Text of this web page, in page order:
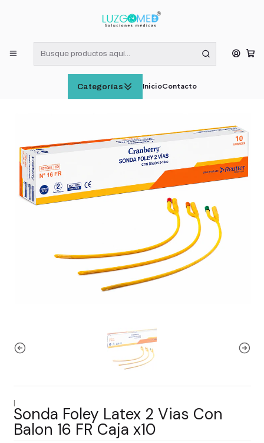
Categorías InicioContacto
¡RECIBE HOY! COMPRAS DE LUNES A VIERNES HASTA LAS 16:00
Inicio
INSUMOS MÉDICOS
Sonda Foley Latex 2 Vias Con Balon 16 FR Caja x10
Sonda Foley Latex 2 Vias Con
Balon 16 FR Caja x10